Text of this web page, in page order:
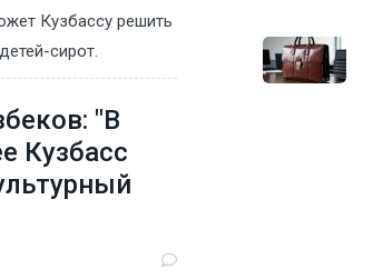
Кузбассу решить
сирот.
"В
Кузбасс